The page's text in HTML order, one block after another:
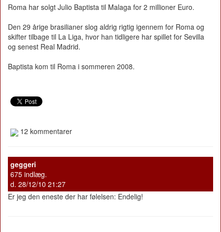
Roma har solgt Julio Baptista til Malaga for 2 millioner Euro.
Den 29 årige brasilianer slog aldrig rigtig igennem for Roma og
skifter tilbage til La Liga, hvor han tidligere har spillet for Sevilla
og senest Real Madrid.
Baptista kom til Roma i sommeren 2008.
12 kommentarer
geggeri
675 indlæg.
d. 28/12/10 21:27
Er jeg den eneste der har følelsen: Endelig!